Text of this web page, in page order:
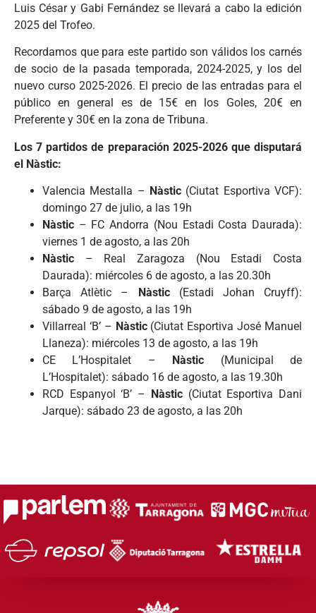
Luis César y Gabi Fernández se llevará a cabo la edición
2025 del Trofeo.
Recordamos que para este partido son válidos los carnés
de socio de la pasada temporada, 2024-2025, y los del
nuevo curso 2025-2026. El precio de las entradas para el
público en general es de 15€ en los Goles, 20€ en
Preferente y 30€ en la zona de Tribuna.
Los 7 partidos de preparación 2025-2026 que disputará
el Nàstic:
Valencia Mestalla – Nàstic (Ciutat Esportiva VCF):
domingo 27 de julio, a las 19h
Nàstic – FC Andorra (Nou Estadi Costa Daurada):
viernes 1 de agosto, a las 20h
Nàstic – Real Zaragoza (Nou Estadi Costa
Daurada): miércoles 6 de agosto, a las 20.30h
Barça Atlètic – Nàstic(Estadi Johan Cruyff):
sábado 9 de agosto, a las 19h
Villarreal ‘B’ – Nàstic(Ciutat Esportiva José Manuel
Llaneza): miércoles 13 de agosto, a las 19h
CE L’Hospitalet – Nàstic (Municipal de
L’Hospitalet): sábado 16 de agosto, a las 19.30h
RCD Espanyol ‘B’ – Nàstic(Ciutat Esportiva Dani
Jarque): sábado 23 de agosto, a las 20h